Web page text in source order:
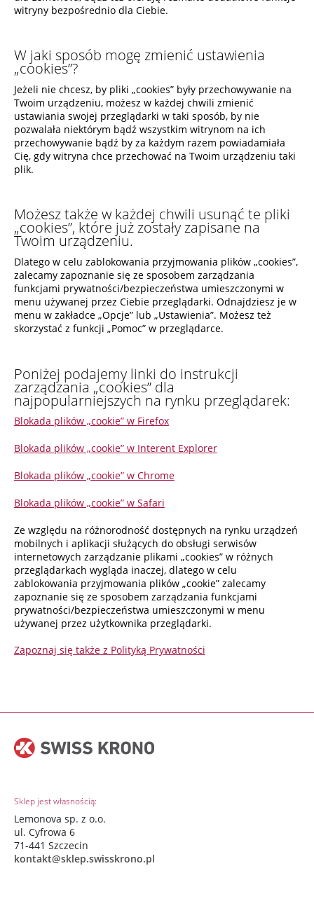
witryny bezpośrednio dla Ciebie.
W jaki sposób mogę zmienić ustawienia
„cookies”?
Jeżeli nie chcesz, by pliki „cookies” były przechowywanie na
Twoim urządzeniu, możesz w każdej chwili zmienić
ustawiania swojej przeglądarki w taki sposób, by nie
pozwalała niektórym bądź wszystkim witrynom na ich
przechowywanie bądź by za każdym razem powiadamiała
Cię, gdy witryna chce przechować na Twoim urządzeniu taki
plik.
Możesz także w każdej chwili usunąć te pliki
„cookies”, które już zostały zapisane na
Twoim urządzeniu.
Dlatego w celu zablokowania przyjmowania plików „cookies”,
zalecamy zapoznanie się ze sposobem zarządzania
funkcjami prywatności/bezpieczeństwa umieszczonymi w
menu używanej przez Ciebie przeglądarki. Odnajdziesz je w
menu w zakładce „Opcje” lub „Ustawienia”. Możesz też
skorzystać z funkcji „Pomoc” w przeglądarce.
Poniżej podajemy linki do instrukcji
zarządzania „cookies” dla
najpopularniejszych na rynku przeglądarek:
Blokada plików „cookie” w Firefox
Blokada plików „cookie” w Interent Explorer
Blokada plików „cookie” w Chrome
Blokada plików „cookie” w Safari
Ze względu na różnorodność dostępnych na rynku urządzeń
mobilnych i aplikacji służących do obsługi serwisów
internetowych zarządzanie plikami „cookies” w różnych
przeglądarkach wygląda inaczej, dlatego w celu
zablokowania przyjmowania plików „cookie” zalecamy
zapoznanie się ze sposobem zarządzania funkcjami
prywatności/bezpieczeństwa umieszczonymi w menu
używanej przez użytkownika przeglądarki.
Zapoznaj się także z Polityką Prywatności
Sklep jest własnością:
Lemonova sp. z o.o.
ul. Cyfrowa 6
71-441 Szczecin
kontakt@sklep.swisskrono.pl